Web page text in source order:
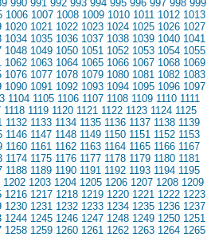
990 991 992 993 994 995 996 997 998 999
1006 1007 1008 1009 1010 1011 1012 1013
1020 1021 1022 1023 1024 1025 1026 1027
1034 1035 1036 1037 1038 1039 1040 1041
1048 1049 1050 1051 1052 1053 1054 1055
1062 1063 1064 1065 1066 1067 1068 1069
1076 1077 1078 1079 1080 1081 1082 1083
1090 1091 1092 1093 1094 1095 1096 1097
1104 1105 1106 1107 1108 1109 1110 1111
1118 1119 1120 1121 1122 1123 1124 1125
1132 1133 1134 1135 1136 1137 1138 1139
1146 1147 1148 1149 1150 1151 1152 1153
1160 1161 1162 1163 1164 1165 1166 1167
1174 1175 1176 1177 1178 1179 1180 1181
1188 1189 1190 1191 1192 1193 1194 1195
1202 1203 1204 1205 1206 1207 1208 1209
1216 1217 1218 1219 1220 1221 1222 1223
1230 1231 1232 1233 1234 1235 1236 1237
1244 1245 1246 1247 1248 1249 1250 1251
1258 1259 1260 1261 1262 1263 1264 1265